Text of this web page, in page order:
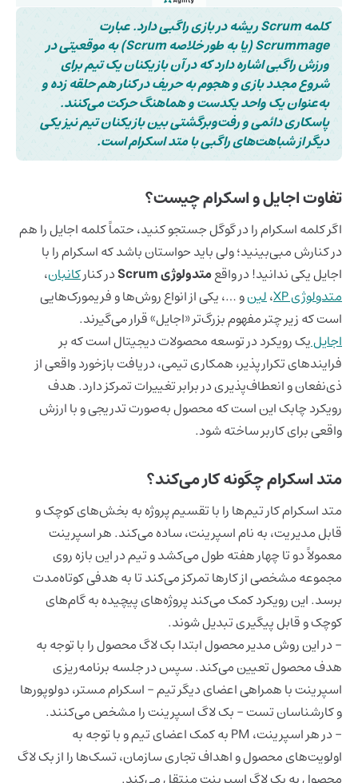
کلمه Scrum ریشه در بازی راگبیدارد. عبارت
Scrummage (یا به طور خلاصه Scrum) به موقعیتی در
ورزش راگبی اشاره دارد که در آن بازیکنان یک تیم برای
شروع مجدد بازی و هجوم به حریف در کنار هم حلقه زده و
به‌عنوان یک واحد یکدست و هماهنگ حرکت می‌کنند.
پاسکاری دائمی و رفت‌وبرگشتی بین بازیکنان تیم نیز یکی
دیگر از شباهت‌های راگبی با متد اسکرام است.
تفاوت اجایل و اسکرام چیست؟
اگر کلمه اسکرام را در گوگل جستجو کنید، حتماً کلمه اجایل را هم
در کنارش مبی‌بینید؛ ولی باید حواستان باشد که اسکرام را با
اجایل یکی ندانید! در واقعمتدولوژی Scrum در کنارکانبان،
متدولوژی XP
،لینو …، یکی از انواع روش‌ها و فریمورک‌هایی
است که زیر چتر مفهوم بزرگ‌تر «اجایل» قرار می‌گیرند.
اجایلیک رویکرد در توسعه محصولات دیجیتال است که بر
فرایندهای تکرارپذیر، همکاری تیمی، دریافت بازخورد واقعی از
ذی‌نفعان و انعطاف‌پذیری در برابر تغییرات تمرکز دارد. هدف
رویکرد چابک این است که محصول به‌صورت تدریجی و با ارزش
واقعی برای کاربر ساخته شود.
متد اسکرام چگونه کار می‌کند؟
متد اسکرام کار تیم‌ها را با تقسیم پروژه به بخش‌های کوچک و
قابل مدیریت، به نام اسپرینت، ساده می‌کند. هر اسپرینت
معمولاً دو تا چهار هفته طول می‌کشد و تیم در این بازه روی
مجموعه مشخصی از کارها تمرکز می‌کند تا به هدفی کوتاه‌مدت
برسد. این رویکرد کمک می‌کند پروژه‌های پیچیده به گام‌های
کوچک و قابل پیگیری تبدیل شوند.
- در این روش مدیر محصول ابتدا بک لاگ محصول را با توجه به
هدف محصول تعیین می‌کند. سپس در جلسه برنامه‌ریزی
اسپرینت با همراهی اعضای دیگر تیم - اسکرام مستر، دولوپورها
و کارشناسان تست - بک‌ لاگ اسپرینت را مشخص می‌کنند.
- در هر اسپرینت، PM به کمک اعضای تیم و با توجه به
اولویت‌های محصول و اهداف تجاری سازمان، تسک‌ها را از بک‌ لاگ